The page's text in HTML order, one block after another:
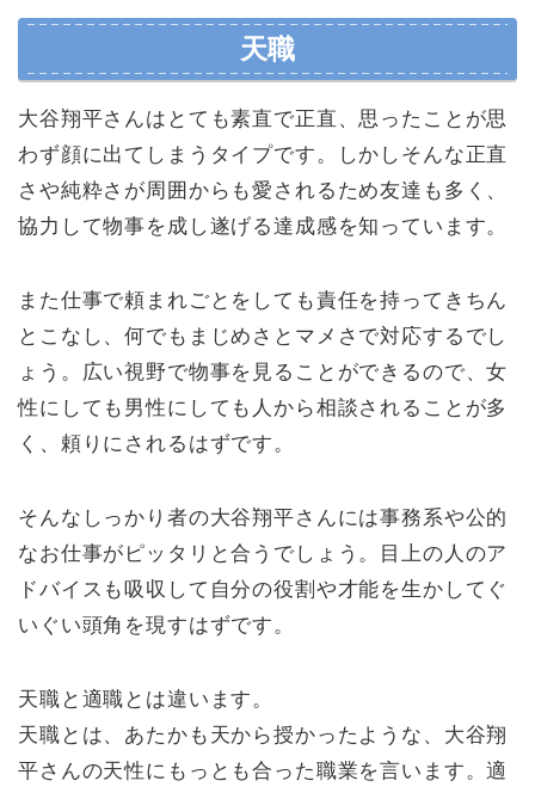
天職
大谷翔平さんはとても素直で正直、思ったことが思
わず顔に出てしまうタイプです。しかしそんな正直
さや純粋さが周囲からも愛されるため友達も多く、
協力して物事を成し遂げる達成感を知っています。
また仕事で頼まれごとをしても責任を持ってきちん
とこなし、何でもまじめさとマメさで対応するでし
ょう。広い視野で物事を見ることができるので、女
性にしても男性にしても人から相談されることが多
く、頼りにされるはずです。
そんなしっかり者の大谷翔平さんには事務系や公的
なお仕事がピッタリと合うでしょう。目上の人のア
ドバイスも吸収して自分の役割や才能を生かしてぐ
いぐい頭角を現すはずです。
天職と適職とは違います。
天職とは、あたかも天から授かったような、大谷翔
平さんの天性にもっとも合った職業を言います。適